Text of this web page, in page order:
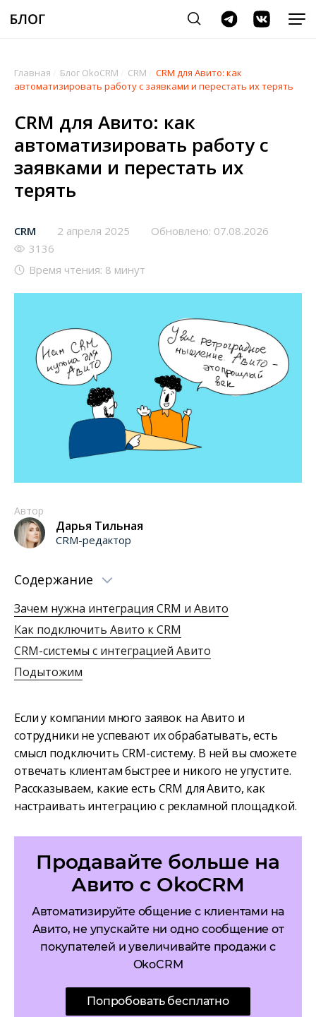
Главная Блог OkoCRM CRM
CRM для Авито: как
автоматизировать работу с заявками и перестать их терять
CRM для Авито: как
автоматизировать работу с
заявками и перестать их
терять
CRM 2 апреля 2025
Обновлено: 07.08.2026
3136
Время чтения: 8 минут
Автор
Дарья Тильная
CRM-редактор
Содержание
Зачем нужна интеграция CRM и Авито
Как подключить Авито к CRM
CRM-системы с интеграцией Авито
Подытожим
Если у компании много заявок на Авито и
сотрудники не успевают их обрабатывать, есть
смысл подключить CRM-систему. В ней вы сможете
отвечать клиентам быстрее и никого не упустите.
Рассказываем, какие есть CRM для Авито, как
настраивать интеграцию с рекламной площадкой.
Продавайте больше на
Авито с OkoCRM
Автоматизируйте общение с клиентами на
Авито, не упускайте ни одно сообщение от
покупателей и увеличивайте продажи с
OkoCRM
Попробовать бесплатно